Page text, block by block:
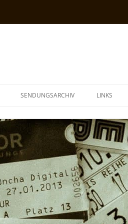
SENDUNGSARCHIV LINKS